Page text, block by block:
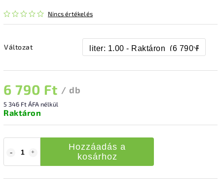
Nincs értékelés
Változat
6 790 Ft / db
5 346 Ft ÁFA nélkül
Raktáron
Hozzáadás a
kosárhoz